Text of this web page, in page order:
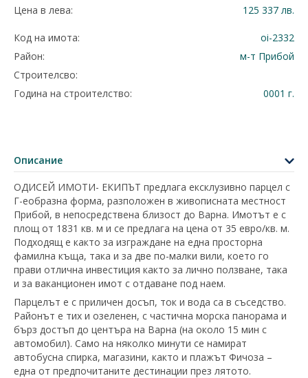
Цена в лева:
125 337 лв.
Код на имота:
oi-2332
Район:
м-т Прибой
Строителсво:
Година на строителство:
0001 г.
Описание
ОДИСЕЙ ИМОТИ- ЕКИПЪТ предлага ексклузивно парцел с
Г-еобразна форма, разположен в живописната местност
Прибой, в непосредствена близост до Варна. Имотът е с
площ от 1831 кв. м и се предлага на цена от 35 евро/кв. м.
Подходящ е както за изграждане на една просторна
фамилна къща, така и за две по-малки вили, което го
прави отлична инвестиция както за лично ползване, така
и за ваканционен имот с отдаване под наем.
Парцелът е с приличен досъп, ток и вода са в съседство.
Районът е тих и озеленен, с частична морска панорама и
бърз достъп до центъра на Варна (на около 15 мин с
автомобил). Само на няколко минути се намират
автобусна спирка, магазини, както и плажът Фичоза –
една от предпочитаните дестинации през лятото.